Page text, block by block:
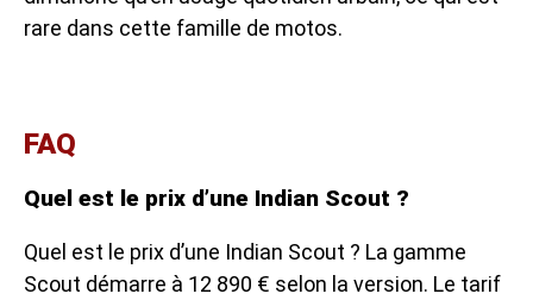
rare dans cette famille de motos.
FAQ
Quel est le prix d’une Indian Scout ?
Quel est le prix d’une Indian Scout ? La gamme
Scout démarre à 12 890 € selon la version. Le tarif